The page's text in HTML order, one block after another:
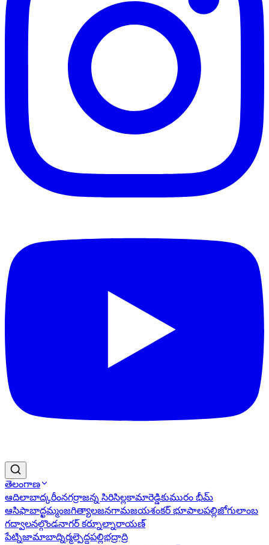
తెలంగాణ
ఆదిలాబాద్కరీంనగర్రాజన్న సిరిసిల్లకామారెడ్డికుమురం భీమ్
ఆసిఫాబాద్ఖమ్మంజగిత్యాలజనగామజయశంకర్ భూపాలపల్లిజోగులాంబ
గద్వాలనల్గొండనాగర్ కర్నూల్నారాయణ్
పేట్నిజామాబాద్నిర్మల్పెద్దపల్లిభద్రాద్రి